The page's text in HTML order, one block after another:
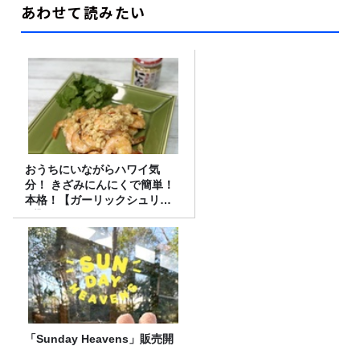
あわせて読みたい
おうちにいながらハワイ気
分！ きざみにんにくで簡単！
本格！【ガーリックシュリン
プ】 桃屋のかんたんレシピ
「Sunday Heavens」販売開